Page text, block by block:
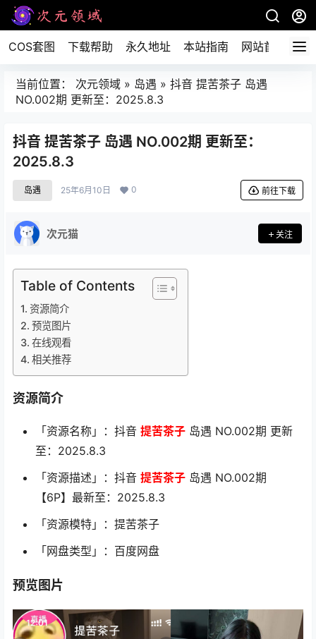
COS套图 下载帮助 永久地址 本站指南 网站首页
当前位置： 次元领域 » 岛遇 » 抖音 提苦茶子 岛遇
NO.002期 更新至：2025.8.3
抖音 提苦茶子 岛遇 NO.002期 更新至：
2025.8.3
岛遇 25年6月10日 0 前往下载
次元猫 关注
Table of Contents
资源简介
预览图片
在线观看
相关推荐
资源简介
「资源名称」：抖音 提苦茶子 岛遇 NO.002期 更新
至：2025.8.3
「资源描述」：抖音 提苦茶子 岛遇 NO.002期
【6P】最新至：2025.8.3
「资源模特」：提苦茶子
「网盘类型」：百度网盘
预览图片